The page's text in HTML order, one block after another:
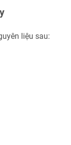
liệu sau: